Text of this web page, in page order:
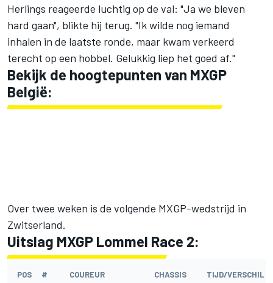
Herlings reageerde luchtig op de val: "Ja we bleven
hard gaan", blikte hij terug. "Ik wilde nog iemand
inhalen in de laatste ronde, maar kwam verkeerd
terecht op een hobbel. Gelukkig liep het goed af."
Bekijk de hoogtepunten van MXGP
België:
Over twee weken is de volgende MXGP-wedstrijd in
Zwitserland.
Uitslag MXGP Lommel Race 2:
POS # COUREUR CHASSIS TIJD/VERSCHIL